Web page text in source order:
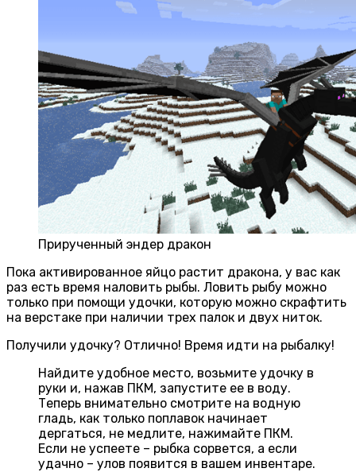
Прирученный эндер дракон
Пока активированное яйцо растит дракона, у вас как
раз есть время наловить рыбы. Ловить рыбу можно
только при помощи удочки, которую можно скрафтить
на верстаке при наличии трех палок и двух ниток.
Получили удочку? Отлично! Время идти на рыбалку!
Найдите удобное место, возьмите удочку в
руки и, нажав ПКМ, запустите ее в воду.
Теперь внимательно смотрите на водную
гладь, как только поплавок начинает
дергаться, не медлите, нажимайте ПКМ.
Если не успеете – рыбка сорвется, а если
удачно – улов появится в вашем инвентаре.